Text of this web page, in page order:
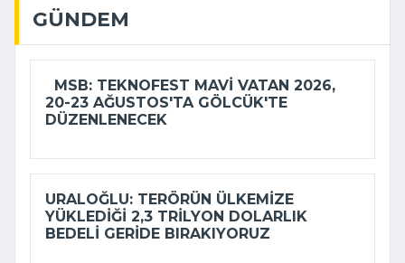
GÜNDEM
MSB: TEKNOFEST MAVI VATAN 2026,
20-23 AĞUSTOS'TA GÖLCÜK'TE
DÜZENLENECEK
URALOĞLU: TERÖRÜN ÜLKEMIZE
YÜKLEDIĞI 2,3 TRILYON DOLARLIK
BEDELI GERIDE BIRAKIYORUZ